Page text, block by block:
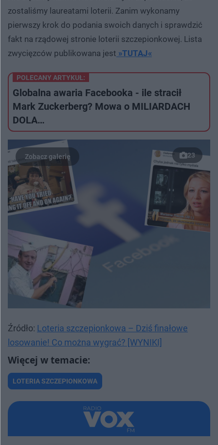
zostaliśmy laureatami loterii. Zanim wykonamy
pierwszy krok do podania swoich danych i sprawdzić
fakt na rządowej stronie loterii szczepionkowej. Lista
zwycięzców publikowana jest »TUTAJ«
POLECANY ARTYKUŁ:
Globalna awaria Facebooka - ile stracił
Mark Zuckerberg? Mowa o MILIARDACH
DOLA…
23
Źródło: Loteria szczepionkowa – Dziś finałowe
losowanie! Co można wygrać? [WYNIKI]
LOTERIA SZCZEPIONKOWA